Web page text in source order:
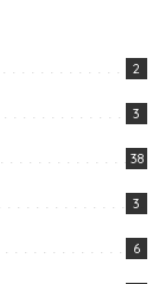
2
3
38
3
6